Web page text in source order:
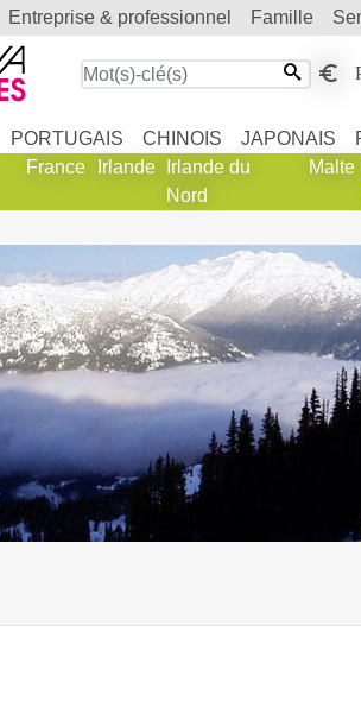
entreprise & professionnel famille
PORTUGAIS CHINOIS JAPONAIS
France Irlande
Irlande du
Nord
Malte